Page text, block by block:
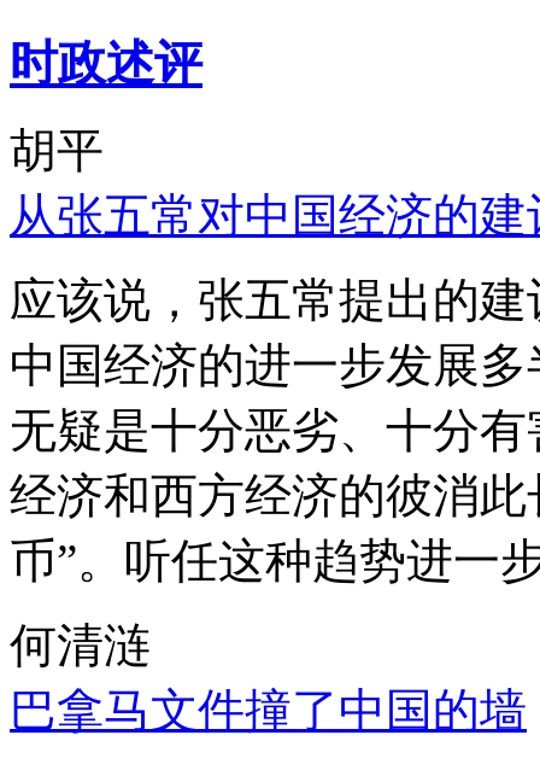
时政述评
胡平
从张五常对中国经济的
应该说，张五常提出的
中国经济的进一步发展
无疑是十分恶劣、十分
经济和西方经济的彼消
币”。听任这种趋势进一
何清涟
巴拿马文件撞了中国的墙